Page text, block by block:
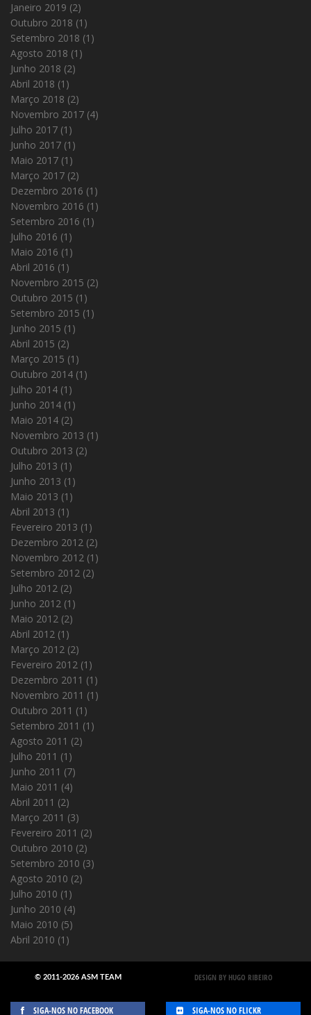
Janeiro 2019 (2)
Outubro 2018 (1)
Setembro 2018 (1)
Agosto 2018 (1)
Junho 2018 (2)
Abril 2018 (1)
Março 2018 (2)
Novembro 2017 (4)
Julho 2017 (1)
Junho 2017 (1)
Maio 2017 (1)
Março 2017 (2)
Dezembro 2016 (1)
Novembro 2016 (1)
Setembro 2016 (1)
Julho 2016 (1)
Maio 2016 (1)
Abril 2016 (1)
Novembro 2015 (2)
Outubro 2015 (1)
Setembro 2015 (1)
Junho 2015 (1)
Abril 2015 (2)
Março 2015 (1)
Outubro 2014 (1)
Julho 2014 (1)
Junho 2014 (1)
Maio 2014 (2)
Novembro 2013 (1)
Outubro 2013 (2)
Julho 2013 (1)
Junho 2013 (1)
Maio 2013 (1)
Abril 2013 (1)
Fevereiro 2013 (1)
Dezembro 2012 (2)
Novembro 2012 (1)
Setembro 2012 (2)
Julho 2012 (2)
Junho 2012 (1)
Maio 2012 (2)
Abril 2012 (1)
Março 2012 (2)
Fevereiro 2012 (1)
Dezembro 2011 (1)
Novembro 2011 (1)
Outubro 2011 (1)
Setembro 2011 (1)
Agosto 2011 (2)
Julho 2011 (1)
Junho 2011 (7)
Maio 2011 (4)
Abril 2011 (2)
Março 2011 (3)
Fevereiro 2011 (2)
Outubro 2010 (2)
Setembro 2010 (3)
Agosto 2010 (2)
Julho 2010 (1)
Junho 2010 (4)
Maio 2010 (5)
Abril 2010 (1)
© 2011-2026 ASM TEAM DESIGN BY HUGO RIBEIRO
SIGA-NOS NO FACEBOOK SIGA-NOS NO FLICKR